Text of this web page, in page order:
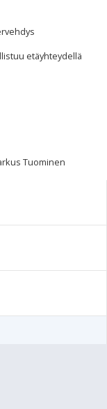
etäyhteydellä
Tuominen